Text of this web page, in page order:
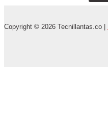
Copyright © 2026 Tecnillantas.co |